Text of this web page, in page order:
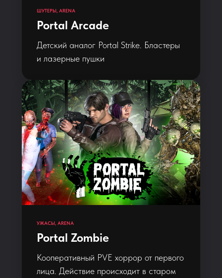
ШУТЕРЫ, ARENA
Portal Arcade
Детский аналог Portal Strike. Бластеры
и лазерные пушки
УЖАСЫ, ARENA
Portal Zombie
Кооперативный PVE хоррор от первого
лица. Действие происходит в старом